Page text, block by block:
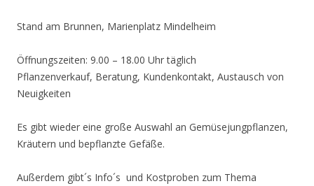
Stand am Brunnen, Marienplatz Mindelheim
Öffnungszeiten: 9.00 – 18.00 Uhr täglich
Pflanzenverkauf, Beratung, Kundenkontakt, Austausch von
Neuigkeiten
Es gibt wieder eine große Auswahl an Gemüsejungpflanzen,
Kräutern und bepflanzte Gefäße.
Außerdem gibt´s Info´s und Kostproben zum Thema